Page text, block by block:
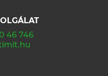
46 746